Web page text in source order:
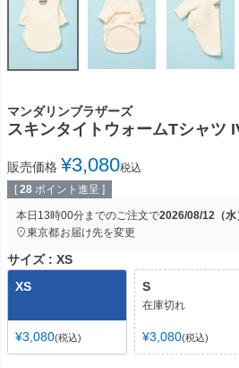
マンダリンブラザーズ
スキンタイトウォームTシャツ
販売価格 ¥3,080税込
[ 28 ポイント進呈 ]
本日 13時00分までのご注文で2026/08/12（水
東京都お届け先を変更
サイズ
XS
XS
¥3,080 税込
S
在庫切れ
¥3,080 税込